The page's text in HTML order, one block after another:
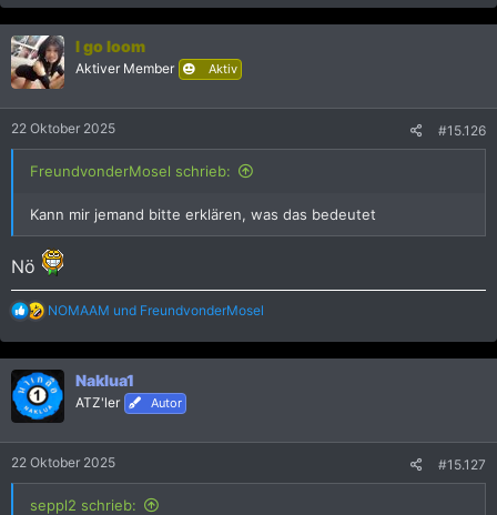
a
k
t
i
o
n
:
I go loom
Aktiver Member Aktiv
22 Oktober 2025 #15.126
FreundvonderMosel schrieb:
Kann mir jemand bitte erklären, was das bedeutet
Nö
R
a
k
t
i
o
n
:
NOMAAM und FreundvonderMosel
Naklua1
ATZ'ler Autor
22 Oktober 2025 #15.127
seppl2 schrieb: